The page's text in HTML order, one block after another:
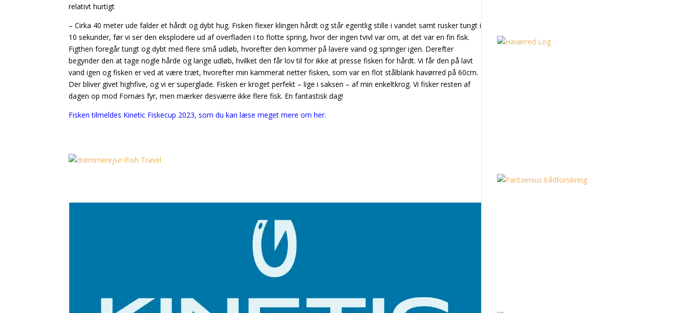
relativt hurtigt
– Cirka 40 meter ude falder et hårdt og dybt hug. Fisken flexer klingen hårdt og står egentlig stille i vandet samt rusker tungt i
10 sekunder, før vi ser den eksplodere ud af overfladen i to flotte spring, hvor der ingen tvivl var om, at det var en fin fisk.
Figthen foregår tungt og dybt med flere små udløb, hvorefter den kommer på lavere vand og springer igen. Derefter
begynder den at tage nogle hårde og lange udløb, hvilket den får lov til for ikke at presse fisken for hårdt. Vi får den på lavt
vand igen og fisken er ved at være træt, hvorefter min kammerat netter fisken, som var en flot stålblank havørred på 60cm.
Der bliver givet highfive, og vi er superglade. Fisken er kroget perfekt – lige i saksen – af min enkeltkrog. Vi fisker resten af
dagen op mod Fornæs fyr, men mærker desværre ikke flere fisk. En fantastisk dag!
Fisken tilmeldes Kinetic Fiskecup 2023, som du kan læse meget mere om her.